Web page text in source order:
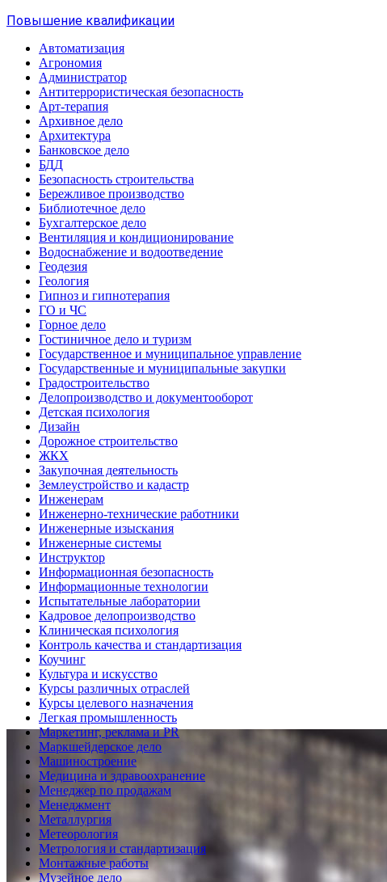
Повышение квалификации
Автоматизация
Агрономия
Администратор
Антитеррористическая безопасность
Арт-терапия
Архивное дело
Архитектура
Банковское дело
БДД
Безопасность строительства
Бережливое производство
Библиотечное дело
Бухгалтерское дело
Вентиляция и кондиционирование
Водоснабжение и водоотведение
Геодезия
Геология
Гипноз и гипнотерапия
ГО и ЧС
Горное дело
Гостиничное дело и туризм
Государственное и муниципальное управление
Государственные и муниципальные закупки
Градостроительство
Делопроизводство и документооборот
Детская психология
Дизайн
Дорожное строительство
ЖКХ
Закупочная деятельность
Землеустройство и кадастр
Инженерам
Инженерно-технические работники
Инженерные изыскания
Инженерные системы
Инструктор
Информационная безопасность
Информационные технологии
Испытательные лаборатории
Кадровое делопроизводство
Клиническая психология
Контроль качества и стандартизация
Коучинг
Культура и искусство
Курсы различных отраслей
Курсы целевого назначения
Легкая промышленность
Маркетинг, реклама и PR
Маркшейдерское дело
Машиностроение
Медицина и здравоохранение
Менеджер по продажам
Менеджмент
Металлургия
Метеорология
Метрология и стандартизация
Монтажные работы
Музейное дело